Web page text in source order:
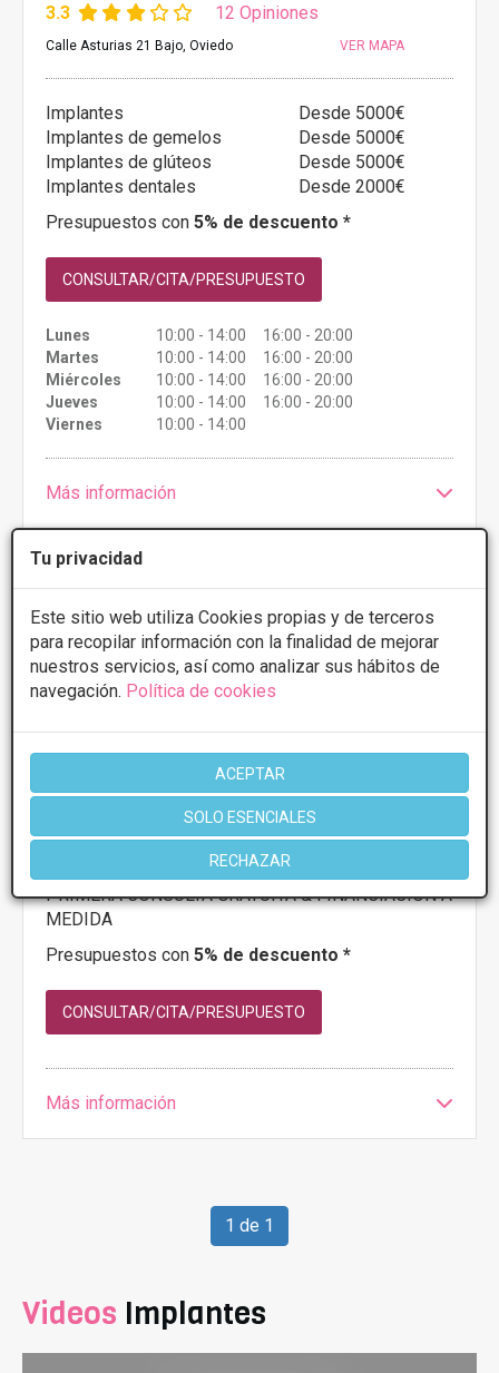
Tu privacidad
Este sitio web utiliza Cookies propias y de terceros
para recopilar información con la finalidad de mejorar
nuestros servicios, así como analizar sus hábitos de
navegación. Política de cookies
ACEPTAR
SOLO ESENCIALES
RECHAZAR
3.3 12 Opiniones
Calle Asturias 21 Bajo, Oviedo VER MAPA
Implantes
Desde 5000€
Implantes de gemelos
Desde 5000€
Implantes de glúteos
Desde 5000€
Implantes dentales
Desde 2000€
Presupuestos con 5% de descuento *
CONSULTAR/CITA/PRESUPUESTO
Lunes
10:00 - 14:00 16:00 - 20:00
Martes
10:00 - 14:00 16:00 - 20:00
Miércoles
10:00 - 14:00 16:00 - 20:00
Jueves
10:00 - 14:00 16:00 - 20:00
Viernes
10:00 - 14:00
Más información
CLINICA DENTAL MERINO CUESTA
5 1 Opiniones
C/ ANSELMO SOLAR, N 31, BAJO, Gijón
PRIMERA CONSULTA GRATUITA & FINANCIACIÓN A
MEDIDA
Presupuestos con 5% de descuento *
CONSULTAR/CITA/PRESUPUESTO
Más información
1 de 1
Videos Implantes